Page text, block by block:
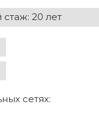
20 лет
сетях: